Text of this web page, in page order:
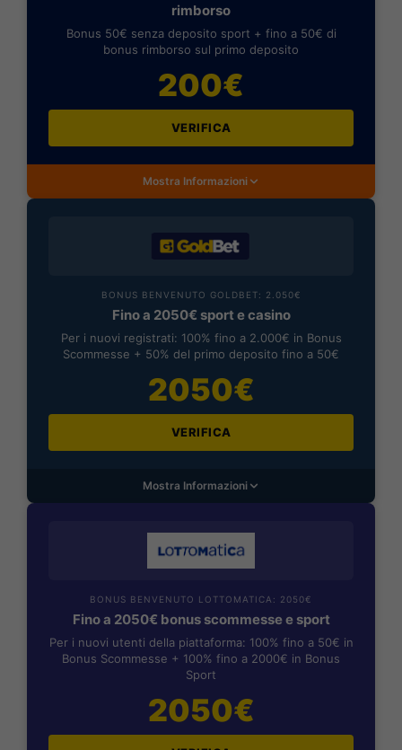
rimborso
Bonus 50€ senza deposito sport + fino a 50€ di
bonus rimborso sul primo deposito
200€
VERIFICA
Mostra Informazioni
BONUS BENVENUTO GOLDBET: 2.050€
Fino a 2050€ sport e casino
Per i nuovi registrati: 100% fino a 2.000€ in Bonus
Scommesse + 50% del primo deposito fino a 50€
2050€
VERIFICA
Mostra Informazioni
BONUS BENVENUTO LOTTOMATICA: 2050€
Fino a 2050€ bonus scommesse e sport
Per i nuovi utenti della piattaforma: 100% fino a 50€ in
Bonus Scommesse + 100% fino a 2000€ in Bonus
Sport
2050€